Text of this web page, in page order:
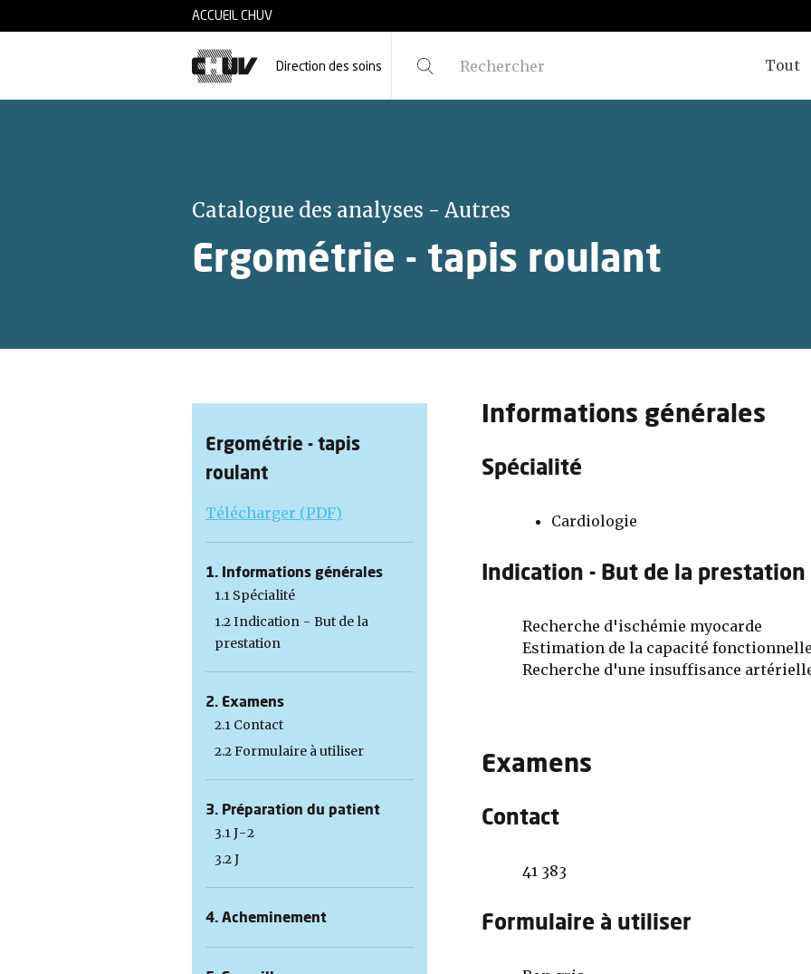
ACCUEIL CHUV
Direction des soins Tout
Catalogue des analyses - Autres
Ergométrie - tapis roulant
Ergométrie - tapis
roulant
Télécharger (PDF)
1. Informations générales
1.1 Spécialité
1.2 Indication - But de la
prestation
2. Examens
2.1 Contact
2.2 Formulaire à utiliser
3. Préparation du patient
3.1 J-2
3.2 J
4. Acheminement
Informations générales
Spécialité
Cardiologie
Indication - But de la prestation
Recherche d'ischémie myocarde
Estimation de la capacité fonctionnelle
Recherche d'une insuffisance
Examens
Contact
41 383
Formulaire à utiliser